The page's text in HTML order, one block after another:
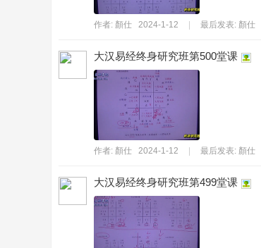
作者: 顏仕 2024-1-12 最后发表: 顏仕
大汉易经终身研究班第500堂课
作者: 顏仕 2024-1-12 最后发表: 顏仕
大汉易经终身研究班第499堂课